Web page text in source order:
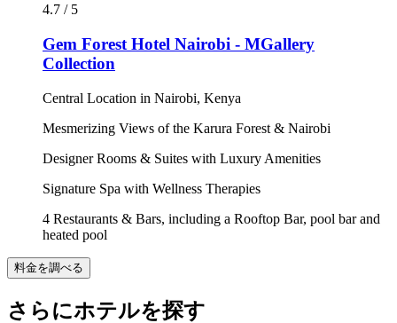
4.7 / 5
Gem Forest Hotel Nairobi - MGallery
Collection
Central Location in Nairobi, Kenya
Mesmerizing Views of the Karura Forest & Nairobi
Designer Rooms & Suites with Luxury Amenities
Signature Spa with Wellness Therapies
4 Restaurants & Bars, including a Rooftop Bar, pool bar and
heated pool
料金を調べる
さらにホテルを探す